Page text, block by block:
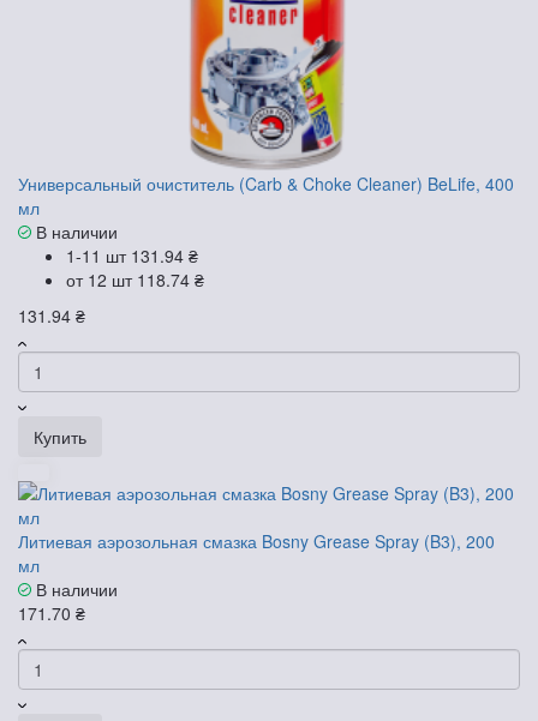
Универсальный очиститель (Carb & Choke Cleaner) BeLife, 400
мл
В наличии
1-11 шт 131.94 ₴
от 12 шт 118.74 ₴
131.94 ₴
Купить
Литиевая аэрозольная смазка Bosny Grease Spray (B3), 200
мл
В наличии
171.70 ₴